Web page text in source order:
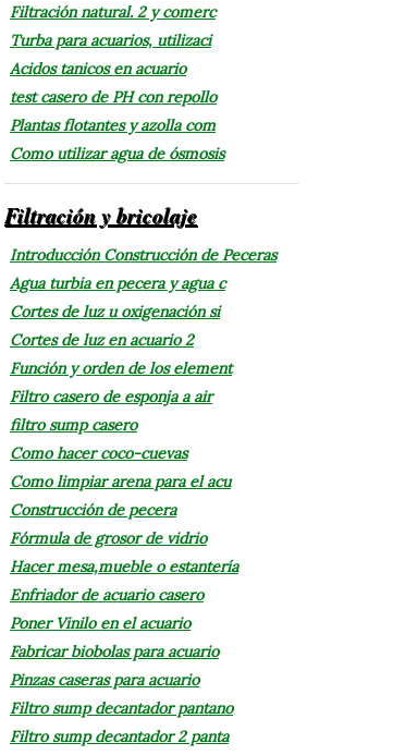
Filtración natural. 2 y comerc
Turba para acuarios, utilizaci
Acidos tanicos en acuario
test casero de PH con repollo
Plantas flotantes y azolla com
Como utilizar agua de ósmosis
Filtración y bricolaje
Introducción Construcción de Peceras
Agua turbia en pecera y agua c
Cortes de luz u oxigenación si
Cortes de luz en acuario 2
Función y orden de los element
Filtro casero de esponja a air
filtro sump casero
Como hacer coco-cuevas
Como limpiar arena para el acu
Construcción de pecera
Fórmula de grosor de vidrio
Hacer mesa,mueble o estantería
Enfriador de acuario casero
Poner Vinilo en el acuario
Fabricar biobolas para acuario
Pinzas caseras para acuario
Filtro sump decantador pantano
Filtro sump decantador 2 panta